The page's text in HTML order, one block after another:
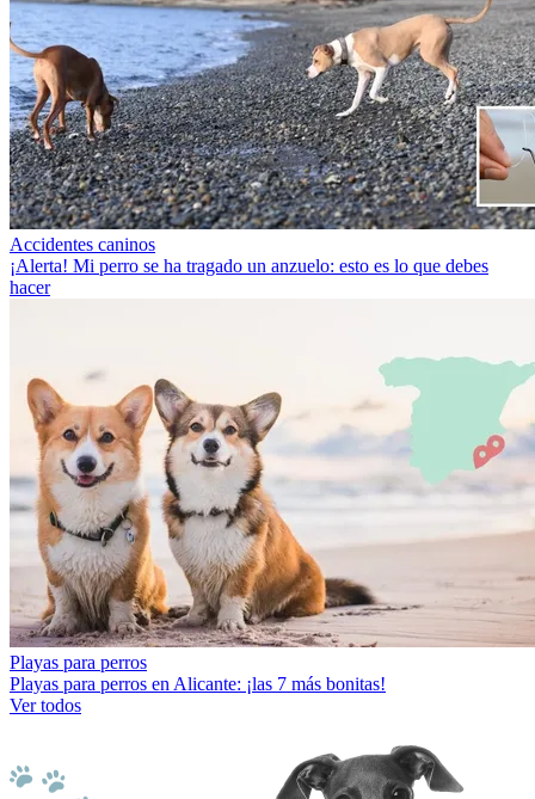
Accidentes caninos
¡Alerta! Mi perro se ha tragado un anzuelo: esto es lo que debes
hacer
Playas para perros
Playas para perros en Alicante: ¡las 7 más bonitas!
Ver todos